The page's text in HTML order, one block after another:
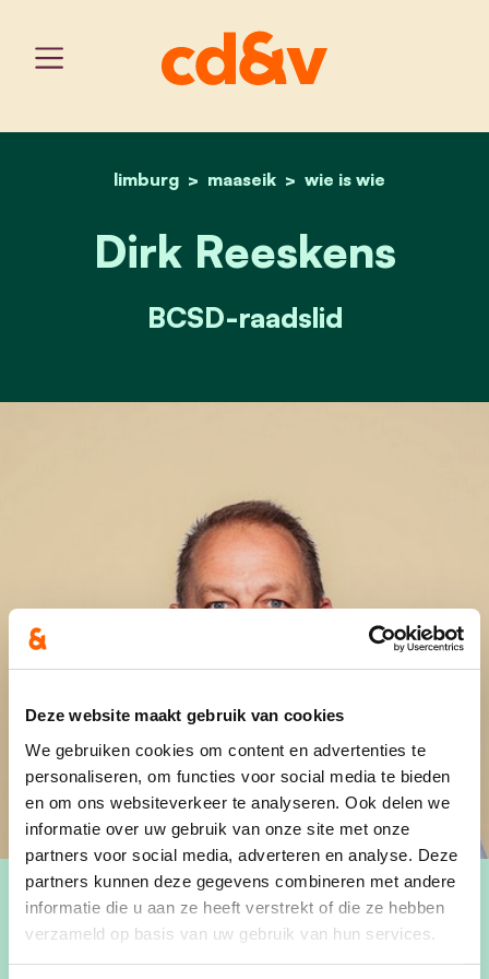
Deze website maakt gebruik van cookies
We gebruiken cookies om content en advertenties te
personaliseren, om functies voor social media te bieden
en om ons websiteverkeer te analyseren. Ook delen we
informatie over uw gebruik van onze site met onze
partners voor social media, adverteren en analyse. Deze
partners kunnen deze gegevens combineren met andere
informatie die u aan ze heeft verstrekt of die ze hebben
verzameld op basis van uw gebruik van hun services.
home
limburg maaseik wie is wie
dirk reeskens
Dirk Reeskens
BCSD-raadslid